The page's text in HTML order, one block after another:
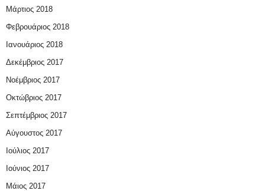
Μάρτιος 2018
Φεβρουάριος 2018
Ιανουάριος 2018
Δεκέμβριος 2017
Νοέμβριος 2017
Οκτώβριος 2017
Σεπτέμβριος 2017
Αύγουστος 2017
Ιούλιος 2017
Ιούνιος 2017
Μάιος 2017